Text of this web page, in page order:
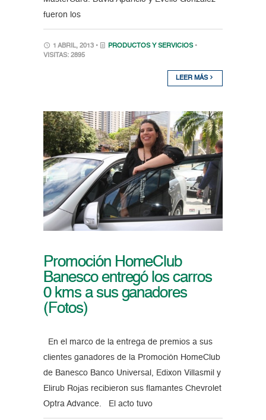
fueron los
1 ABRIL, 2013 • PRODUCTOS Y SERVICIOS •
VISITAS: 2895
LEER MÁS
Promoción HomeClub
Banesco entregó los carros
0 kms a sus ganadores
(Fotos)
En el marco de la entrega de premios a sus
clientes ganadores de la Promoción HomeClub
de Banesco Banco Universal, Edixon Villasmil y
Elirub Rojas recibieron sus flamantes Chevrolet
Optra Advance. El acto tuvo